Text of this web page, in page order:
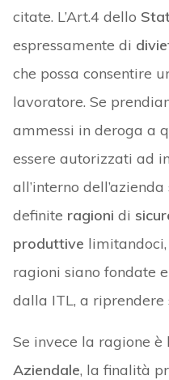
citate. L’Art.4 dello
espressamente di
che possa consentire
lavoratore. Se
ammessi in deroga a
essere autorizzati ad
all’interno
definite ragioni di
produttive
ragioni siano fondate
dalla ITL, a riprendere
Se invece la ragione è
Aziendale, la finalità